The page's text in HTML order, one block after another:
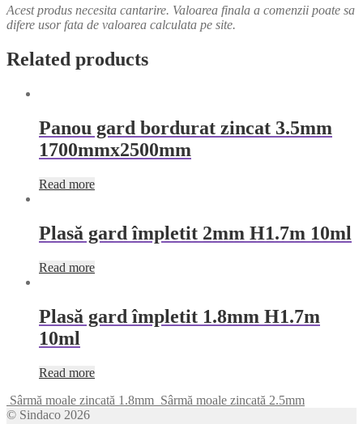
Acest produs necesita cantarire. Valoarea finala a comenzii poate sa
difere usor fata de valoarea calculata pe site.
Related products
Panou gard bordurat zincat 3.5mm
1700mmx2500mm
Read more
Plasă gard împletit 2mm H1.7m 10ml
Read more
Plasă gard împletit 1.8mm H1.7m
10ml
Read more
Sârmă moale zincată 1.8mm Sârmă moale zincată 2.5mm
© Sindaco 2026